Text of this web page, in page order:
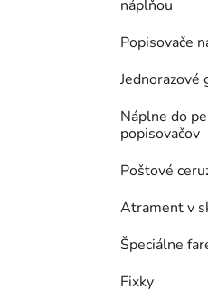
náplňou
Popisovače
Jednorazové
Náplne do
popisovačov
Poštové
Atrament v
Špeciálne
Fixky